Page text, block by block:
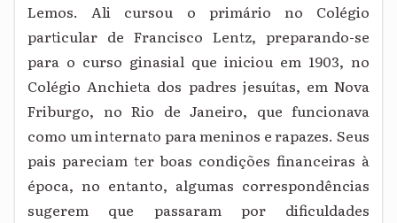
Lemos. Ali cursou o primário no Colégio
particular de Francisco Lentz, preparando-se
para o curso ginasial que iniciou em 1903, no
Colégio Anchieta dos padres jesuítas, em Nova
Friburgo, no Rio de Janeiro, que funcionava
como um internato para meninos e rapazes. Seus
pais pareciam ter boas condições financeiras à
época, no entanto, algumas correspondências
sugerem que passaram por dificuldades